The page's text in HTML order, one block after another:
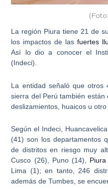
La región Piura tiene 21 de
los impactos de las fuertes
Así lo dio a conocer el
(Indeci).
La entidad señaló que otros
sierra del Perú también
deslizamientos, huaicos u
Según el Indeci,
(41) son los departamentos
de distritos en riesgomuy
Cusco (26), Puno (14), Piura
Lima (1); en tanto, 246
además de Tumbes, se